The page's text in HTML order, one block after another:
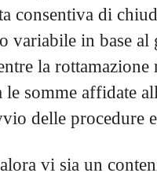
consentiva di
variabile in base
la
somme affidate
delle procedure
vi sia un